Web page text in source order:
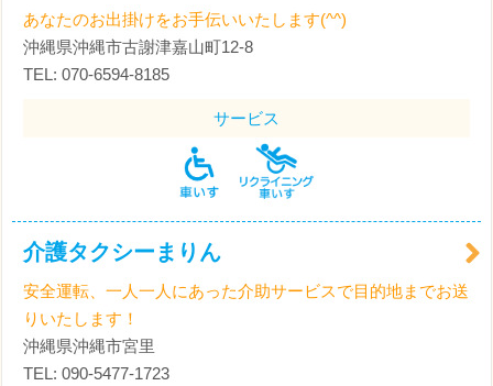
あなたのお出掛けをお手伝いいたします(^^)
沖縄県沖縄市古謝津嘉山町12-8
TEL: 070-6594-8185
サービス
介護タクシーまりん
安全運転、一人一人にあった介助サービスで目的地までお送
りいたします！
沖縄県沖縄市宮里
TEL: 090-5477-1723